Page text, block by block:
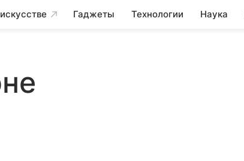
Гаджеты Технологии Наука